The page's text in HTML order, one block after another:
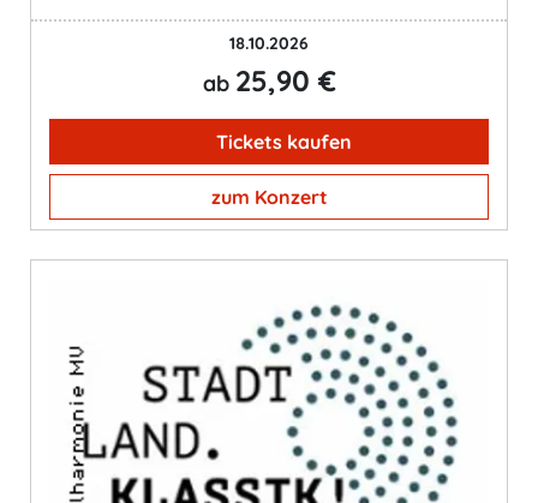
18.10.2026
ab 25,90 €
Tickets kaufen
zum Konzert